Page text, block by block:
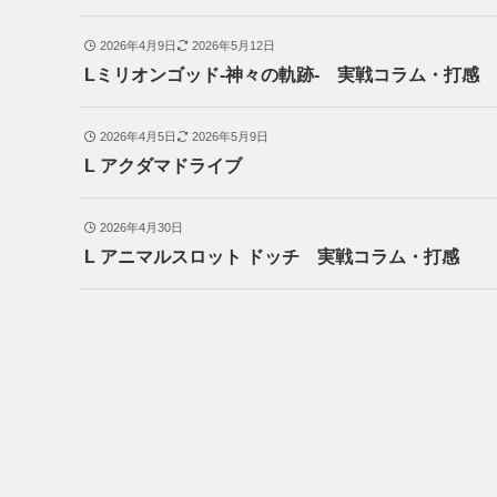
2026年4月9日 2026年5月12日
Lミリオンゴッド-神々の軌跡- 実戦コラム・打感
2026年4月5日 2026年5月9日
L アクダマドライブ
2026年4月30日
L アニマルスロット ドッチ 実戦コラム・打感